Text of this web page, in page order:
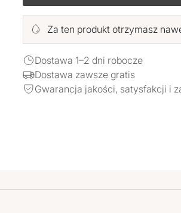
Za ten produkt otrzymasz
Dostawa 1–2 dni robocze
Dostawa zawsze gratis
Gwarancja jakości, satysfakcji i